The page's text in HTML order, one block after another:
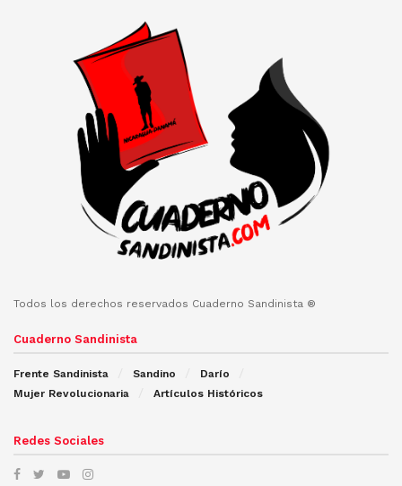
Todos los derechos reservados Cuaderno Sandinista ®
Cuaderno Sandinista
Frente Sandinista Sandino
Darío
Mujer Revolucionaria
Artículos Históricos
Redes Sociales